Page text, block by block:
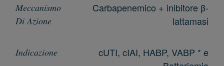
Carbapenemico + inibitore β-
lattamasi
cUTI, cIAI, HABP, VABP * e